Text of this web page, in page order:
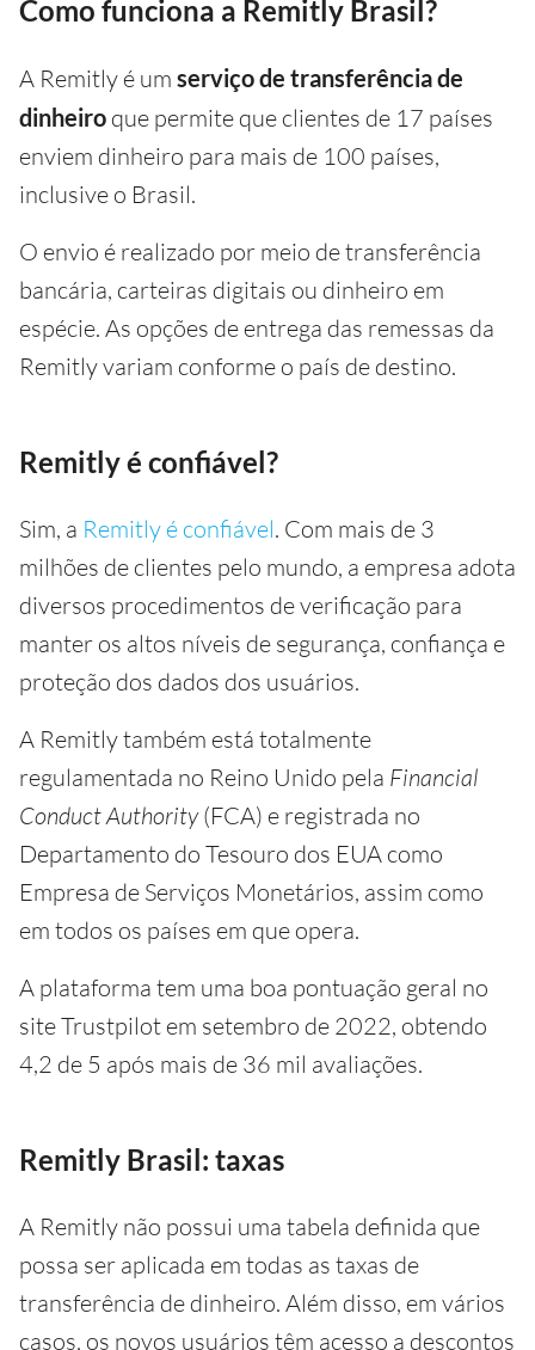
Como funciona a Remitly Brasil?
A Remitly é um serviço de transferência de
dinheiro que permite que clientes de 17 países
enviem dinheiro para mais de 100 países,
inclusive o Brasil.
O envio é realizado por meio de transferência
bancária, carteiras digitais ou dinheiro em
espécie. As opções de entrega das remessas da
Remitly variam conforme o país de destino.
Remitly é confiável?
Sim, a Remitly é confiável. Com mais de 3
milhões de clientes pelo mundo, a empresa adota
diversos procedimentos de verificação para
manter os altos níveis de segurança, confiança e
proteção dos dados dos usuários.
A Remitly também está totalmente
regulamentada no Reino Unido pela Financial
Conduct Authority(FCA) e registrada no
Departamento do Tesouro dos EUA como
Empresa de Serviços Monetários, assim como
em todos os países em que opera.
A plataforma tem uma boa pontuação geral no
site Trustpilot em setembro de 2022, obtendo
4,2 de 5 após mais de 36 mil avaliações.
Remitly Brasil: taxas
A Remitly não possui uma tabela definida que
possa ser aplicada em todas as taxas de
transferência de dinheiro. Além disso, em vários
casos, os novos usuários têm acesso a descontos